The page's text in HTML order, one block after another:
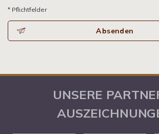
* Pflichtfelder
Absenden
UNSERE